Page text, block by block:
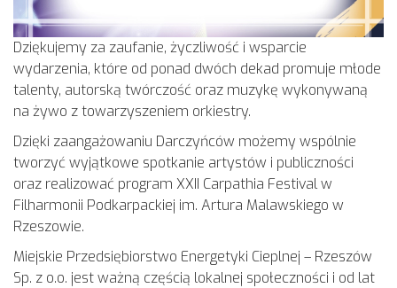
Dziękujemy za zaufanie, życzliwość i wsparcie
wydarzenia, które od ponad dwóch dekad promuje młode
talenty, autorską twórczość oraz muzykę wykonywaną
na żywo z towarzyszeniem orkiestry.
Dzięki zaangażowaniu Darczyńców możemy wspólnie
tworzyć wyjątkowe spotkanie artystów i publiczności
oraz realizować program XXII Carpathia Festival w
Filharmonii Podkarpackiej im. Artura Malawskiego w
Rzeszowie.
Miejskie Przedsiębiorstwo Energetyki Cieplnej – Rzeszów
Sp. z o.o. jest ważną częścią lokalnej społeczności i od lat